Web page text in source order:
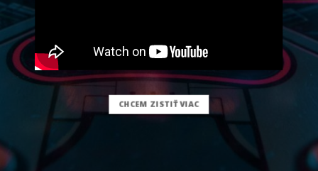
CHCEM ZISTIŤ VIAC